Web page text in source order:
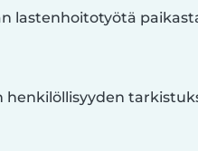
lastenhoitotyötä
henkilöllisyyden